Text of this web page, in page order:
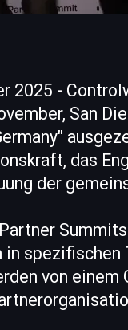
2025 -
San
das
der
in
von einem